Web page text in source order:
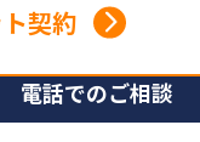
契約
電話でのご相談